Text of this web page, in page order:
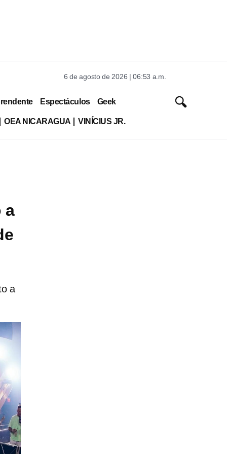
6 de agosto de 2026 | 06:53 a.m.
Espectáculos Geek
OEA NICARAGUA VINÍCIUS JR.
a
a